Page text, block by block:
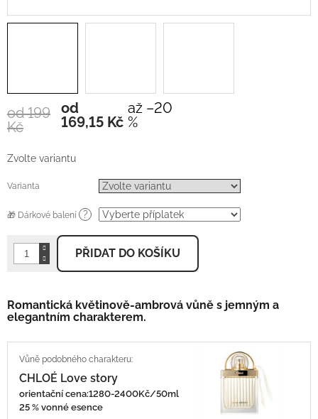
od 199
Kč
až –20
%
od
169,15 Kč Měrná
cena:
Zvolte variantu
Varianta
🎁 Dárkové balení ?
PŘIDAT DO KOŠÍKU
Romantická květinově-ambrová vůně s jemným a
elegantním charakterem.
CHLOÉ Love story
orientační cena:1280-2400Kč/50ml
25 % vonné esence